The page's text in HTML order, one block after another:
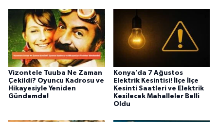
Vizontele Tuuba Ne Zaman
Çekildi? Oyuncu Kadrosu ve
Hikayesiyle Yeniden
Gündemde!
Konya’da 7 Ağustos
Elektrik Kesintisi! İlçe İlçe
Kesinti Saatleri ve Elektrik
Kesilecek Mahalleler Belli
Oldu